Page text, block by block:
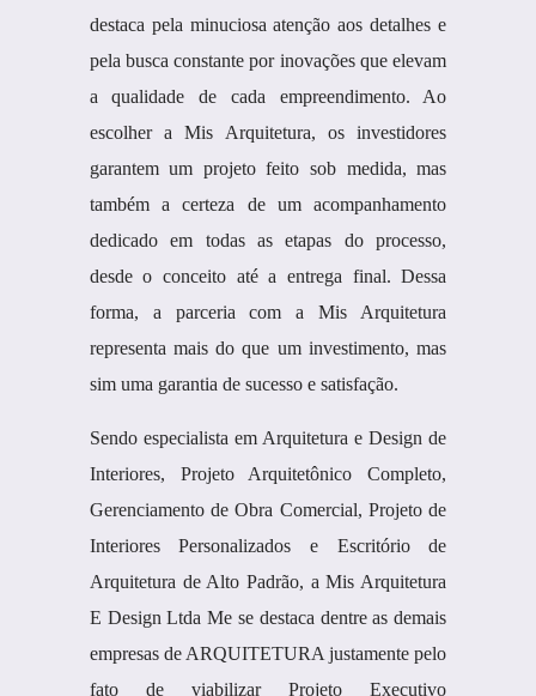
destaca pela minuciosa atenção aos detalhes e
pela busca constante por inovações que elevam
a qualidade de cada empreendimento. Ao
escolher a Mis Arquitetura, os investidores
garantem um projeto feito sob medida, mas
também a certeza de um acompanhamento
dedicado em todas as etapas do processo,
desde o conceito até a entrega final. Dessa
forma, a parceria com a Mis Arquitetura
representa mais do que um investimento, mas
sim uma garantia de sucesso e satisfação.
Sendo especialista em Arquitetura e Design de
Interiores, Projeto Arquitetônico Completo,
Gerenciamento de Obra Comercial, Projeto de
Interiores Personalizados e Escritório de
Arquitetura de Alto Padrão, a Mis Arquitetura
E Design Ltda Me se destaca dentre as demais
empresas de ARQUITETURA justamente pelo
fato de viabilizar Projeto Executivo